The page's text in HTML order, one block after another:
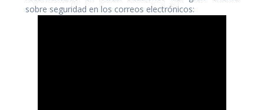
sobre seguridad en los correos electrónicos: